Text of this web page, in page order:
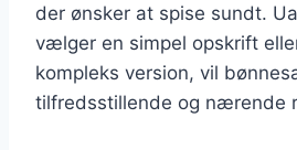
der ønsker at spise sundt.
vælger en simpel opskrift
kompleks version, vil
tilfredsstillende og nærende